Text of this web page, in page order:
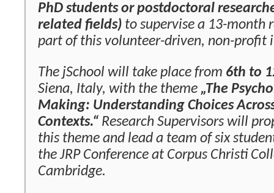
PhD students or postdoctoral
related fields) to supervise a 13-month
part of this volunteer-driven, non-profit
The jSchool will take place from 6th to
Siena, Italy, with the theme „The
Making: Understanding Choices
Contexts.“ Research Supervisors will
this theme and lead a team of six
the JRP Conference at Corpus Christi
Cambridge.